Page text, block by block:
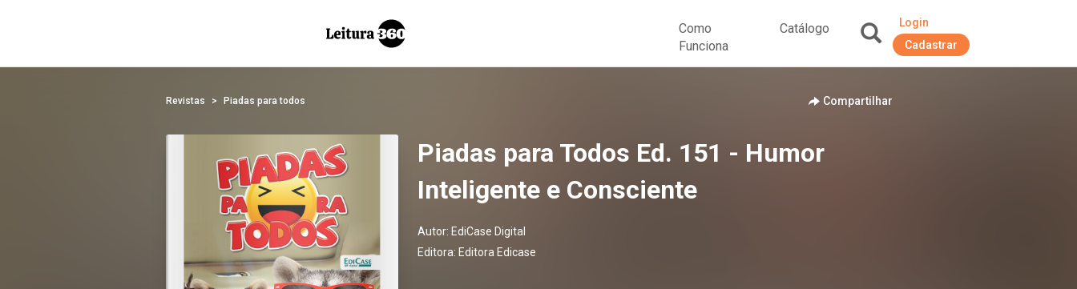
Como
Funciona
Catálogo
Login
Cadastrar
Revistas Piadas para todos Compartilhar
Piadas para Todos Ed. 151 - Humor
Inteligente e Consciente
Autor: EdiCase Digital
Editora: Editora Edicase